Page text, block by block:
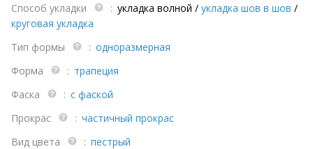
Способ укладки
: укладка волной / укладка шов в шов /
круговая укладка
Тип формы
: одноразмерная
Форма
: трапеция
Фаска
: с фаской
Прокрас
: частичный прокрас
Вид цвета
: пестрый